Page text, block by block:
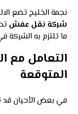
نجمة الخليج تضع
شركة نقل عفش
ما تلتزم به
التعامل مع
المتوقعة
في بعض الأحيان قد